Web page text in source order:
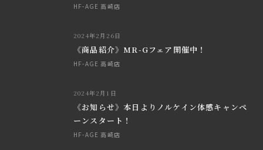
HF-AGE 高崎店
2024年2月26日
《商品紹介》MR-Gフェア開催中！
HF-AGE 高崎店
2024年2月1日
《お知らせ》本日よりノルケイン体感キャンペ
ーンスタート！
HF-AGE 高崎店